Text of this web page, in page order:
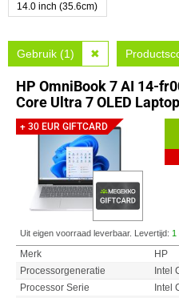
14.0 inch (35.6cm)
Gebruik (1) ✖
HP OmniBook 7 AI 14-
Core Ultra 7 OLED Laptop
+ 30 EUR GIFTCARD
Uit eigen voorraad leverbaar. Levertijd: 1
Merk
HP
Processorgeneratie
Intel
Processor Serie
Intel